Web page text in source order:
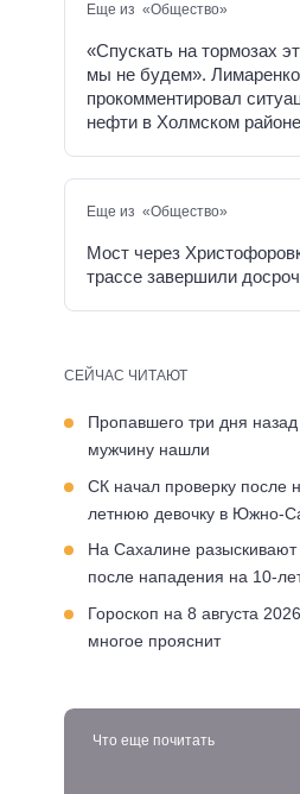
Еще из «Общество»
«Спускать на тормозах
мы не будем». Лимаренко
прокомментировал
нефти в Холмском районе
Еще из «Общество»
Мост через
трассе завершили
СЕЙЧАС ЧИТАЮТ
Пропавшего три дня
мужчину нашли
СК начал проверку после
летнюю девочку в Южно-
На Сахалине разыскивают
после нападения на 10-
Гороскоп на 8 августа
многое прояснит
Что еще почитать